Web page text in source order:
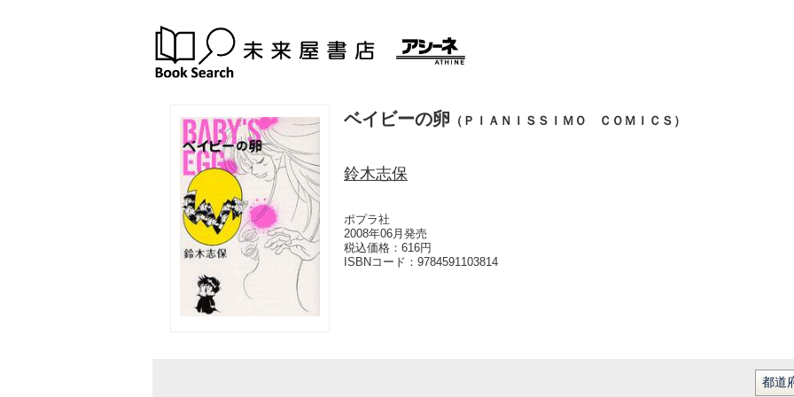
ベイビーの卵 （ＰＩＡＮＩＳＳＩＭＯ ＣＯＭＩＣＳ）
鈴木志保
ポプラ社
2008年06月発売
税込価格：616円
ISBNコード： 9784591103814